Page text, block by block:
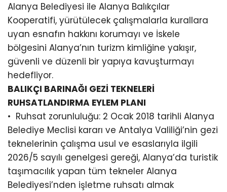
Alanya Belediyesi ile Alanya Balıkçılar
Kooperatifi, yürütülecek çalışmalarla kurallara
uyan esnafın hakkını korumayı ve İskele
bölgesini Alanya’nın turizm kimliğine yakışır,
güvenli ve düzenli bir yapıya kavuşturmayı
hedefliyor.
BALIKÇI BARINAĞI GEZİ TEKNELERİ
RUHSATLANDIRMA EYLEM PLANI
•⁠ ⁠Ruhsat zorunluluğu: 2 Ocak 2018 tarihli Alanya
Belediye Meclisi kararı ve Antalya Valiliği’nin gezi
teknelerinin çalışma usul ve esaslarıyla ilgili
2026/5 sayılı genelgesi gereği, Alanya’da turistik
taşımacılık yapan tüm tekneler Alanya
Belediyesi’nden işletme ruhsatı almak